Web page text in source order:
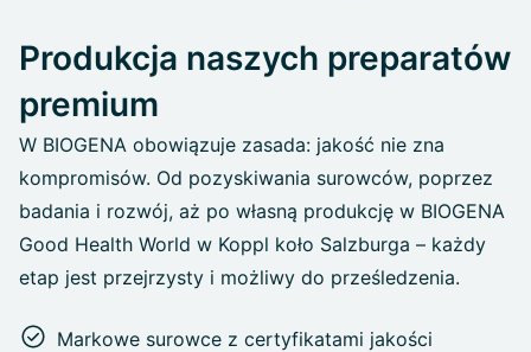
Produkcja naszych preparatów
premium
W BIOGENA obowiązuje zasada: jakość nie zna
kompromisów. Od pozyskiwania surowców, poprzez
badania i rozwój, aż po własną produkcję w BIOGENA
Good Health World w Koppl koło Salzburga – każdy
etap jest przejrzysty i możliwy do prześledzenia.
Markowe surowce z certyfikatami jakości